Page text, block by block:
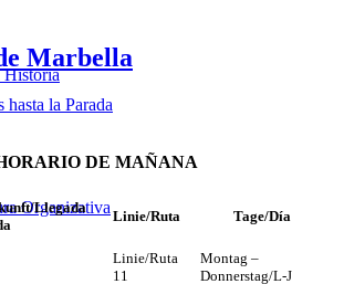
Historia
Organizativa
Marbella
la Parada
DE MAÑANA
Llegada
Linie/Ruta Tage/Día
Linie/Ruta
11
Montag –
Donnerstag/L-J